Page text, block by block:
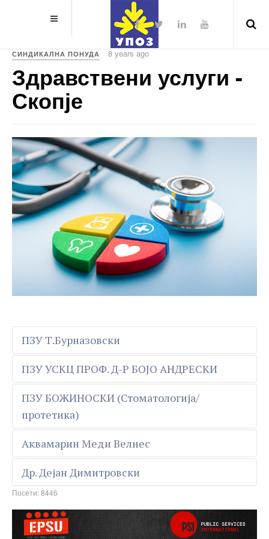
СИНДИКАЛНА ПОНУДА 8 years ago
Здравствени услуги -
Скопје
ПЗУ Т.Бурназовски
ПЗУ УСКЦ ПРОФ. Д-Р БОЈО АНДРЕСКИ
ПЗУ БОЖИНОСКИ (Стоматологија/
протетика)
Аквамарин Меди Велнес
Др. Дејан Димитровски
Посети: 8446